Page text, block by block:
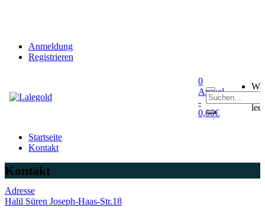
Anmeldung
Registrieren
0
Artikel
-
0,00€
0
leer
Startseite
Kontakt
Kontakt
Adresse
Halil Süren Joseph-Haas-Str.18